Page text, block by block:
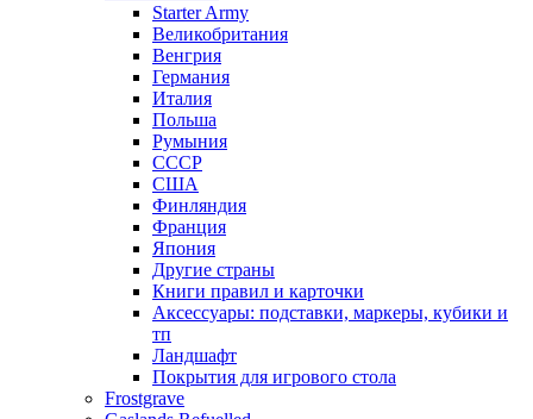
Starter Army
Великобритания
Венгрия
Германия
Италия
Польша
Румыния
СССР
США
Финляндия
Франция
Япония
Другие страны
Книги правил и карточки
Аксессуары: подставки, маркеры, кубики и
тп
Ландшафт
Покрытия для игрового стола
Frostgrave